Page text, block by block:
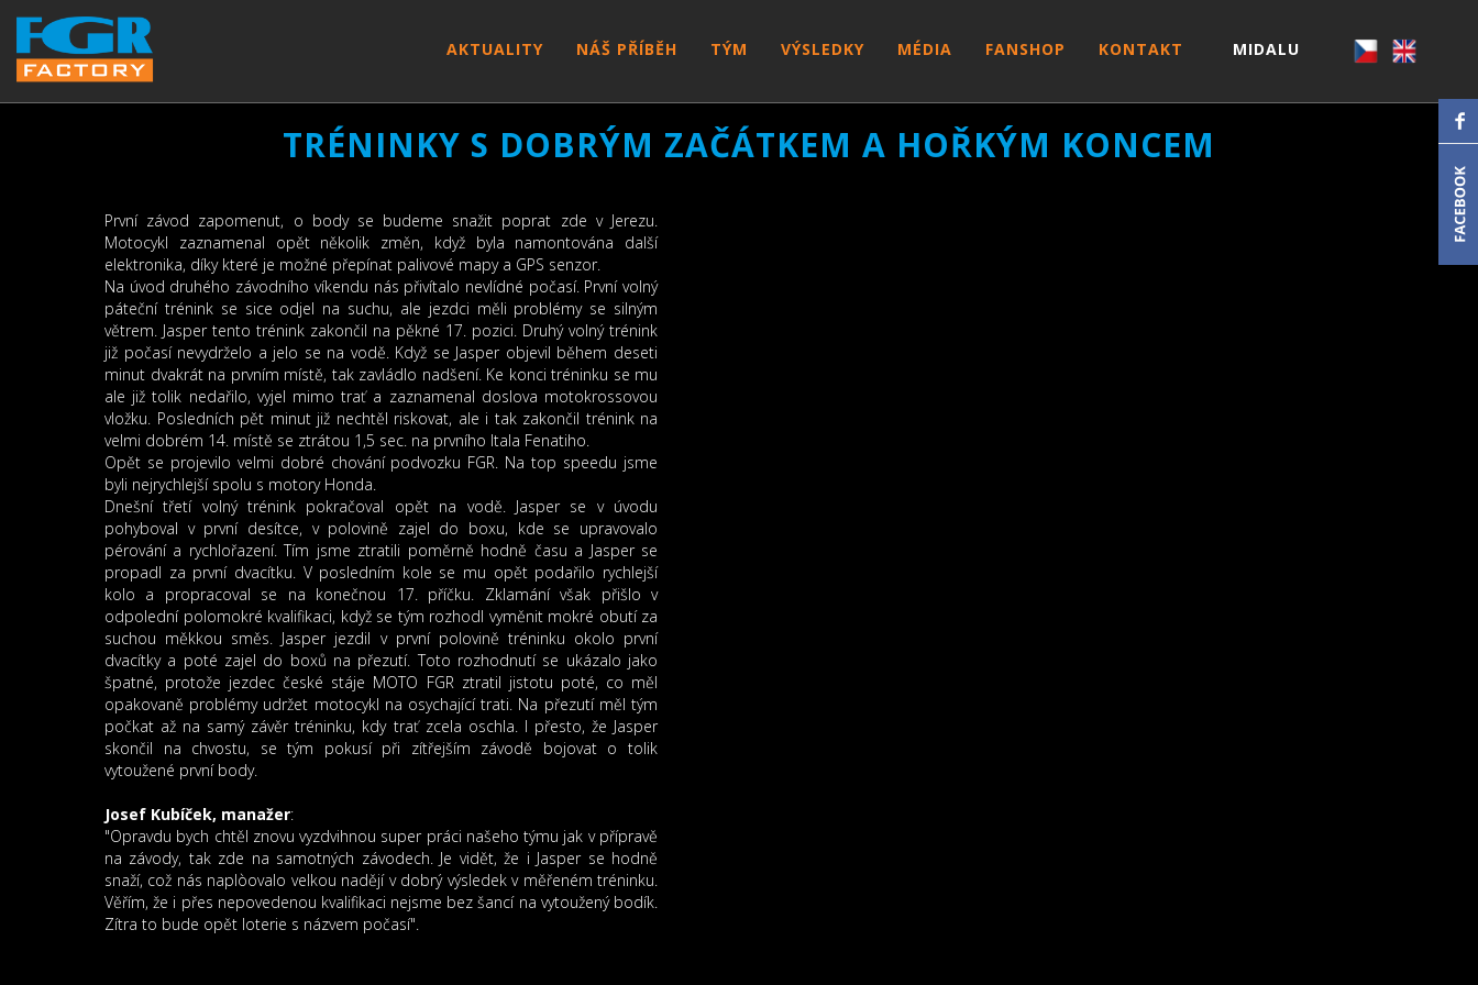
AKTUALITY NÁŠ PŘÍBĚH TÝM VÝSLEDKY MÉDIA FANSHOP KONTAKT MIDALU
TRÉNINKY S DOBRÝM ZAČÁTKEM A HOŘKÝM KONCEM
První závod zapomenut, o body se budeme snažit poprat zde v Jerezu.
Motocykl zaznamenal opět několik změn, když byla namontována další
elektronika, díky které je možné přepínat palivové mapy a GPS senzor.
Na úvod druhého závodního víkendu nás přivítalo nevlídné počasí. První volný
páteční trénink se sice odjel na suchu, ale jezdci měli problémy se silným
větrem. Jasper tento trénink zakončil na pěkné 17. pozici. Druhý volný trénink
již počasí nevydrželo a jelo se na vodě. Když se Jasper objevil během deseti
minut dvakrát na prvním místě, tak zavládlo nadšení. Ke konci tréninku se mu
ale již tolik nedařilo, vyjel mimo trať a zaznamenal doslova motokrossovou
vložku. Posledních pět minut již nechtěl riskovat, ale i tak zakončil trénink na
velmi dobrém 14. místě se ztrátou 1,5 sec. na prvního Itala Fenatiho.
Opět se projevilo velmi dobré chování podvozku FGR. Na top speedu jsme
byli nejrychlejší spolu s motory Honda.
Dnešní třetí volný trénink pokračoval opět na vodě. Jasper se v úvodu
pohyboval v první desítce, v polovině zajel do boxu, kde se upravovalo
pérování a rychlořazení. Tím jsme ztratili poměrně hodně času a Jasper se
propadl za první dvacítku. V posledním kole se mu opět podařilo rychlejší
kolo a propracoval se na konečnou 17. příčku. Zklamání však přišlo v
odpolední polomokré kvalifikaci, když se tým rozhodl vyměnit mokré obutí za
suchou měkkou směs. Jasper jezdil v první polovině tréninku okolo první
dvacítky a poté zajel do boxů na přezutí. Toto rozhodnutí se ukázalo jako
špatné, protože jezdec české stáje MOTO FGR ztratil jistotu poté, co měl
opakovaně problémy udržet motocykl na osychající trati. Na přezutí měl tým
počkat až na samý závěr tréninku, kdy trať zcela oschla. I přesto, že Jasper
skončil na chvostu, se tým pokusí při zítřejším závodě bojovat o tolik
vytoužené první body.
Josef Kubíček, manažer:
"Opravdu bych chtěl znovu vyzdvihnou super práci našeho týmu jak v přípravě
na závody, tak zde na samotných závodech. Je vidět, že i Jasper se hodně
snaží, což nás naplòovalo velkou nadějí v dobrý výsledek v měřeném tréninku.
Věřím, že i přes nepovedenou kvalifikaci nejsme bez šancí na vytoužený bodík.
Zítra to bude opět loterie s názvem počasí".